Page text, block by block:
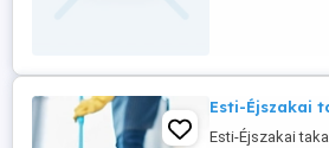
Esti-Éjszakai
Esti-Éjszakai